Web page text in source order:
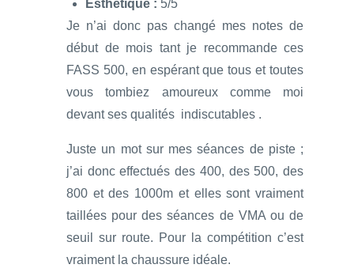
Esthétique : 5/5
Je n’ai donc pas changé mes notes de
début de mois tant je recommande ces
FASS 500, en espérant que tous et toutes
vous tombiez amoureux comme moi
devant ses qualités indiscutables .
Juste un mot sur mes séances de piste ;
j’ai donc effectués des 400, des 500, des
800 et des 1000m et elles sont vraiment
taillées pour des séances de VMA ou de
seuil sur route. Pour la compétition c’est
vraiment la chaussure idéale.